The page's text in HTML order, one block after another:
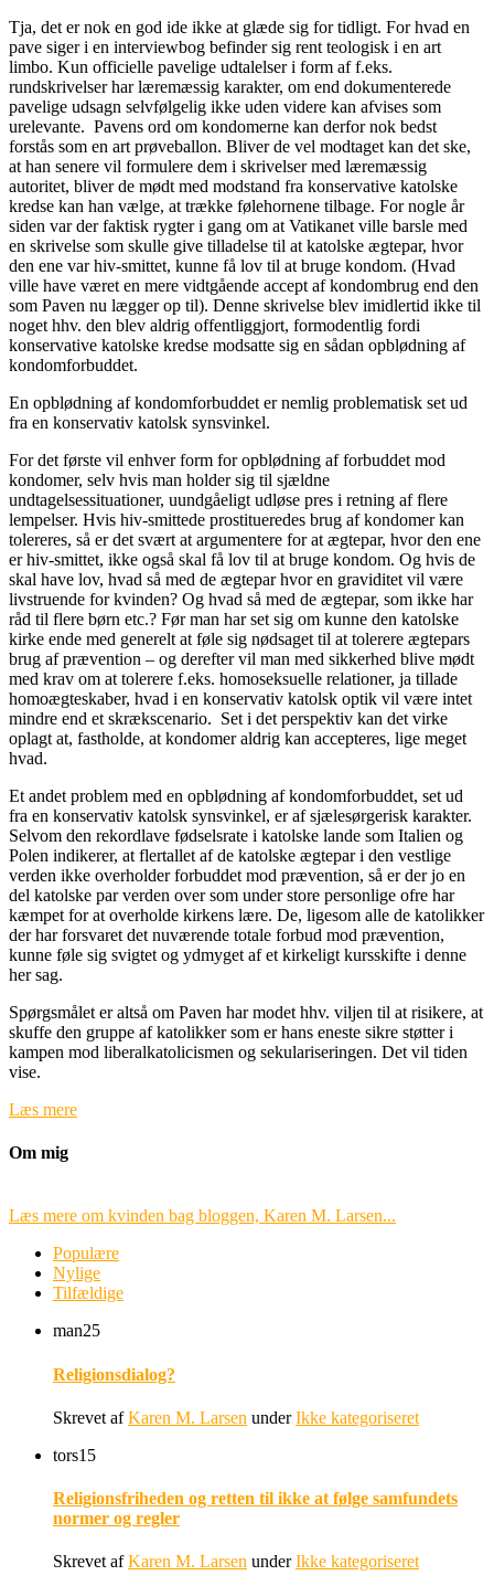
Tja, det er nok en god ide ikke at glæde sig for tidligt. For hvad en
pave siger i en interviewbog befinder sig rent teologisk i en art
limbo. Kun officielle pavelige udtalelser i form af f.eks.
rundskrivelser har læremæssig karakter, om end dokumenterede
pavelige udsagn selvfølgelig ikke uden videre kan afvises som
urelevante. Pavens ord om kondomerne kan derfor nok bedst
forstås som en art prøveballon. Bliver de vel modtaget kan det ske,
at han senere vil formulere dem i skrivelser med læremæssig
autoritet, bliver de mødt med modstand fra konservative katolske
kredse kan han vælge, at trække følehornene tilbage. For nogle år
siden var der faktisk rygter i gang om at Vatikanet ville barsle med
en skrivelse som skulle give tilladelse til at katolske ægtepar, hvor
den ene var hiv-smittet, kunne få lov til at bruge kondom. (Hvad
ville have været en mere vidtgående accept af kondombrug end den
som Paven nu lægger op til). Denne skrivelse blev imidlertid ikke til
noget hhv. den blev aldrig offentliggjort, formodentlig fordi
konservative katolske kredse modsatte sig en sådan opblødning af
kondomforbuddet.
En opblødning af kondomforbuddet er nemlig problematisk set ud
fra en konservativ katolsk synsvinkel.
For det første vil enhver form for opblødning af forbuddet mod
kondomer, selv hvis man holder sig til sjældne
undtagelsessituationer, uundgåeligt udløse pres i retning af flere
lempelser. Hvis hiv-smittede prostitueredes brug af kondomer kan
tolereres, så er det svært at argumentere for at ægtepar, hvor den ene
er hiv-smittet, ikke også skal få lov til at bruge kondom. Og hvis de
skal have lov, hvad så med de ægtepar hvor en graviditet vil være
livstruende for kvinden? Og hvad så med de ægtepar, som ikke har
råd til flere børn etc.? Før man har set sig om kunne den katolske
kirke ende med generelt at føle sig nødsaget til at tolerere ægtepars
brug af prævention – og derefter vil man med sikkerhed blive mødt
med krav om at tolerere f.eks. homoseksuelle relationer, ja tillade
homoægteskaber, hvad i en konservativ katolsk optik vil være intet
mindre end et skrækscenario. Set i det perspektiv kan det virke
oplagt at, fastholde, at kondomer aldrig kan accepteres, lige meget
hvad.
Et andet problem med en opblødning af kondomforbuddet, set ud
fra en konservativ katolsk synsvinkel, er af sjælesørgerisk karakter.
Selvom den rekordlave fødselsrate i katolske lande som Italien og
Polen indikerer, at flertallet af de katolske ægtepar i den vestlige
verden ikke overholder forbuddet mod prævention, så er der jo en
del katolske par verden over som under store personlige ofre har
kæmpet for at overholde kirkens lære. De, ligesom alle de katolikker
der har forsvaret det nuværende totale forbud mod prævention,
kunne føle sig svigtet og ydmyget af et kirkeligt kursskifte i denne
her sag.
Spørgsmålet er altså om Paven har modet hhv. viljen til at risikere, at
skuffe den gruppe af katolikker som er hans eneste sikre støtter i
kampen mod liberalkatolicismen og sekulariseringen. Det vil tiden
vise.
Læs mere
Om mig
Læs mere om kvinden bag bloggen, Karen M. Larsen...
Populære
Nylige
Tilfældige
man25
Religionsdialog?
Skrevet afKaren M. Larsen underIkke kategoriseret
tors15
Religionsfriheden og retten til ikke at følge samfundets
normer og regler
Skrevet afKaren M. Larsen underIkke kategoriseret